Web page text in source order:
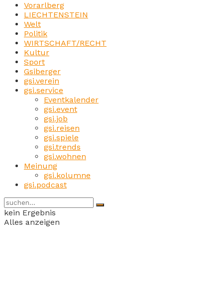
Vorarlberg
LIECHTENSTEIN
Welt
Politik
WIRTSCHAFT/RECHT
Kultur
Sport
Gsiberger
gsi.verein
gsi.service
Eventkalender
gsi.event
gsi.job
gsi.reisen
gsi.spiele
gsi.trends
gsi.wohnen
Meinung
gsi.kolumne
gsi.podcast
kein Ergebnis
Alles anzeigen